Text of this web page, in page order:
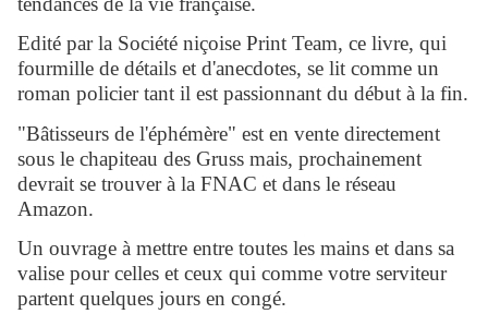
Edité par la Société niçoise Print Team, ce livre, qui
fourmille de détails et d'anecdotes, se lit comme un
roman policier tant il est passionnant du début à la fin.
"Bâtisseurs de l'éphémère" est en vente directement
sous le chapiteau des Gruss mais, prochainement
devrait se trouver à la FNAC et dans le réseau
Amazon.
Un ouvrage à mettre entre toutes les mains et dans sa
valise pour celles et ceux qui comme votre serviteur
partent quelques jours en congé.